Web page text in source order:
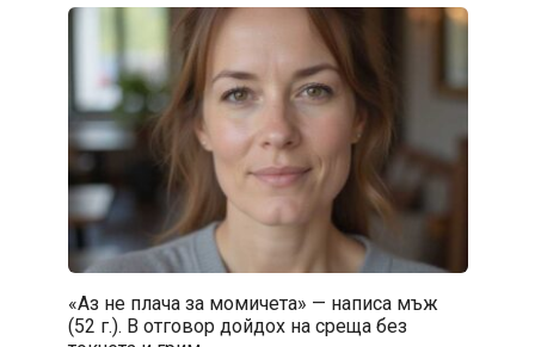
«Аз не плача за момичета» — написа мъж
(52 г.). В отговор дойдох на среща без